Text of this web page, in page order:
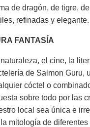
de dragón, de tigre,
refinadas y elegante.
FANTASÍA
naturaleza, el cine, la
de Salmon Guru,
cóctel o
sobre todo por las
local sea única e
mitología de